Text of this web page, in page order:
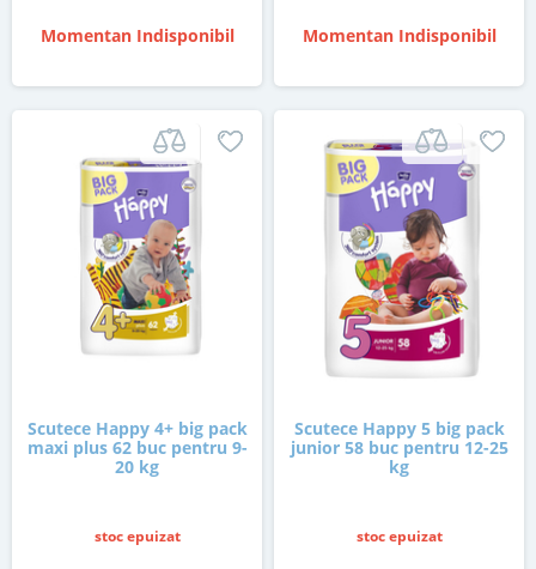
Momentan Indisponibil Momentan Indisponibil
Scutece Happy 4+ big pack
maxi plus 62 buc pentru 9-
20 kg
stoc epuizat
Scutece Happy 5 big pack
junior 58 buc pentru 12-25
kg
stoc epuizat